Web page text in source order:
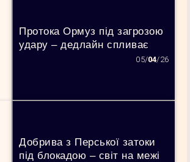
Протока Ормуз під загрозою
удару – дедлайн спливає
05/04/26
Добрива з Перської затоки
під блокадою – світ на межі